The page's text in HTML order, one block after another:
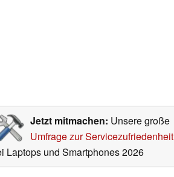
Jetzt mitmachen: Unsere große
Umfrage zur Servicezufriedenheit
Laptops und Smartphones 2026